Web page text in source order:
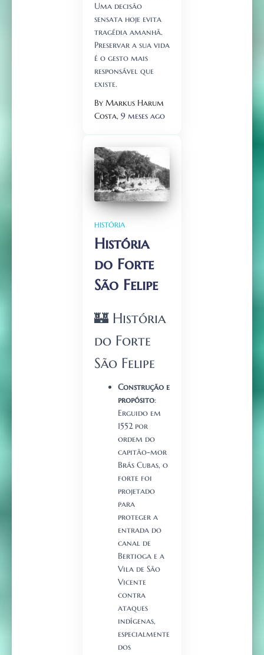
Uma decisão
sensata hoje evita
tragédia amanhã.
Preservar a sua vida
é o gesto mais
responsável que
existe.
By Markus Harum
Costa, 9 meses ago
HISTÓRIA
História
do Forte
São Felipe
🏰 História
do Forte
São Felipe
Construção e
propósito:
Erguido em
1552 por
ordem do
capitão-mor
Brás Cubas, o
forte foi
projetado
para
proteger a
entrada do
canal de
Bertioga e a
Vila de São
Vicente
contra
ataques
indígenas,
especialmente
dos